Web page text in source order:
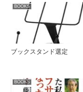
BOOKS
ブックスタンド選定
BOOKS